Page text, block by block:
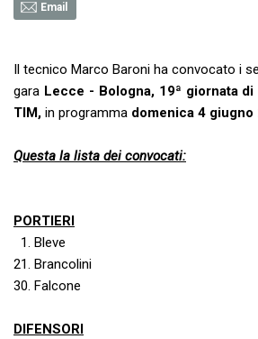
Email
Il tecnico Marco Baroni ha convocato i
gara Lecce - Bologna, 19ª giornata
TIM, in programma domenica 4
Questa la lista dei convocati:
PORTIERI
1. Bleve
21. Brancolini
30. Falcone
DIFENSORI